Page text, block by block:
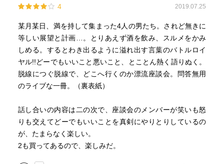
4 2019.07.25
某月某日、満を持して集まった4人の男たち。されど無きに
等しい展望と計画…。とりあえず酒を飲み、スルメをかみ
しめる。するとわき出るように溢れ出す言葉のバトルロイ
ヤル!!どーでもいいこと悪いこと、とことん熱く語りぬく。
脱線につぐ脱線で、どこへ行くのか漂流座談会。問答無用
のライブな一冊。（裏表紙）
話し合いの内容は二の次で、座談会のメンバーが笑いも怒
りも交えてどーでもいいことを真剣にやりとりしているの
が、たまらなく楽しい。
2も買ってあるので、楽しみだ。